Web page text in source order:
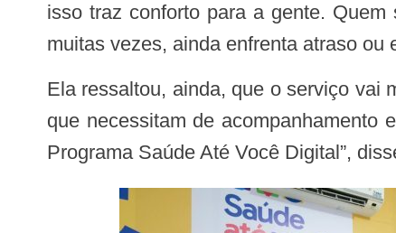
isso traz conforto para a gente.
muitas vezes, ainda enfrenta atraso ou
Ela ressaltou, ainda, que o serviço vai melhorar a qualidade de vida dos moradores, especialmente idosos, crianças e pacientes
que necessitam de acompanhamento
Programa Saúde Até Você Digital”,